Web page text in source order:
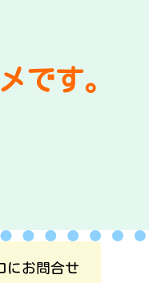
です。
にお問合せ